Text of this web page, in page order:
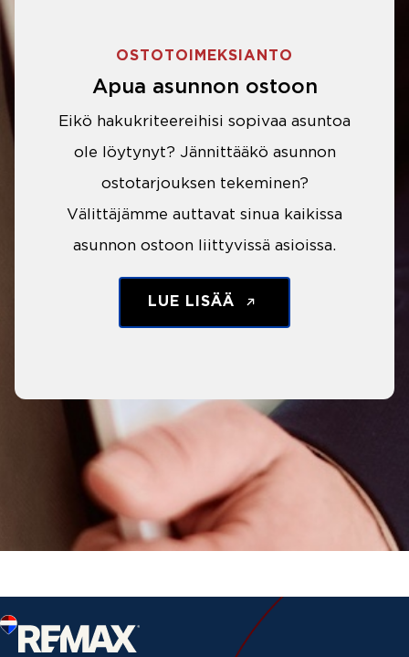
OSTOTOIMEKSIANTO
Apua asunnon ostoon
Eikö hakukriteereihisi sopivaa asuntoa
ole löytynyt? Jännittääkö asunnon
ostotarjouksen tekeminen?
Välittäjämme auttavat sinua kaikissa
asunnon ostoon liittyvissä asioissa.
LUE LISÄÄ